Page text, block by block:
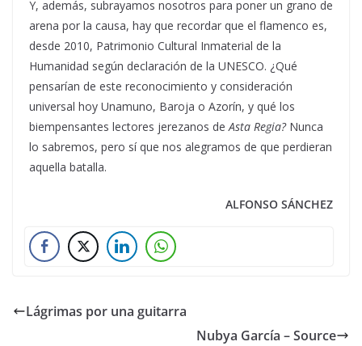
Y, además, subrayamos nosotros para poner un grano de
arena por la causa, hay que recordar que el flamenco es,
desde 2010, Patrimonio Cultural Inmaterial de la
Humanidad según declaración de la UNESCO. ¿Qué
pensarían de este reconocimiento y consideración
universal hoy Unamuno, Baroja o Azorín, y qué los
biempensantes lectores jerezanos deAsta Regia? Nunca
lo sabremos, pero sí que nos alegramos de que perdieran
aquella batalla.
ALFONSO SÁNCHEZ
Lágrimas por una guitarra
Nubya García – Source